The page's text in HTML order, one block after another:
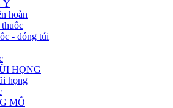
Y
hoàn
- đóng túi
HỌNG
họng
MỔ